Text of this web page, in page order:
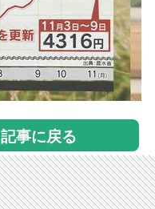
記事に戻る